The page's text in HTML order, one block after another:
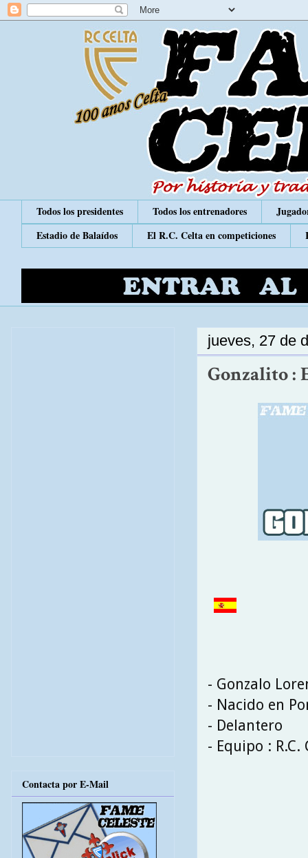
Todos los presidentes Todos los entrenadores
Estadio de Balaídos
El R.C. Celta en competiciones
jueves, 27 de
Gonzalito :
- Gonzalo
- Nacido en
- Delantero
- Equipo :
Contacta por E-Mail